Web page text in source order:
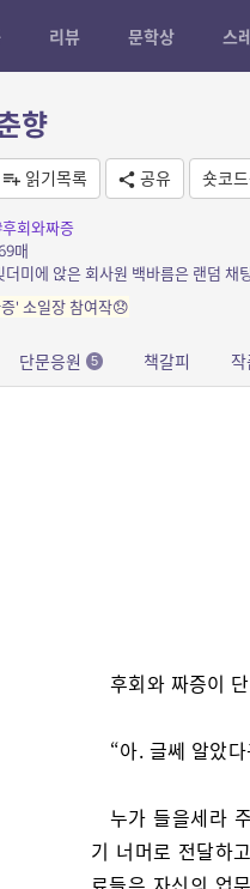
리뷰 문학상 스
향
읽기목록 공유 숏코
회와짜증
매
더미에 앉은 회사원 백바름은 랜덤
' 소일장 참여작😞
단문응원 5 책갈피
후회와 짜증이
“아. 글쎄 알았
누가 들을세라
기 너머로 전달하